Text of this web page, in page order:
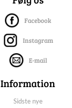
Facebook
Instagram
E-mail
Information
Sidste nye